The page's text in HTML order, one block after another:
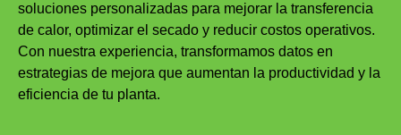
soluciones personalizadas para mejorar la transferencia
de calor, optimizar el secado y reducir costos operativos.
Con nuestra experiencia, transformamos datos en
estrategias de mejora que aumentan la productividad y la
eficiencia de tu planta.